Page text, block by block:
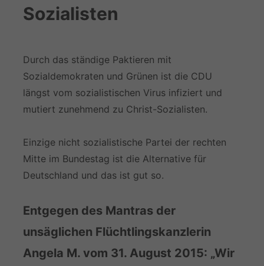
Sozialisten
Durch das ständige Paktieren mit
Sozialdemokraten und Grünen ist die CDU
längst vom sozialistischen Virus infiziert und
mutiert zunehmend zu Christ-Sozialisten.
Einzige nicht sozialistische Partei der rechten
Mitte im Bundestag ist die Alternative für
Deutschland und das ist gut so.
Entgegen des Mantras der
unsäglichen Flüchtlingskanzlerin
Angela M. vom 31. August 2015: „Wir